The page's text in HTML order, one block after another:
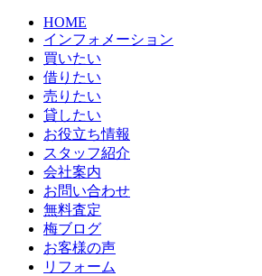
HOME
インフォメーション
買いたい
借りたい
売りたい
貸したい
お役立ち情報
スタッフ紹介
会社案内
お問い合わせ
無料査定
梅ブログ
お客様の声
リフォーム